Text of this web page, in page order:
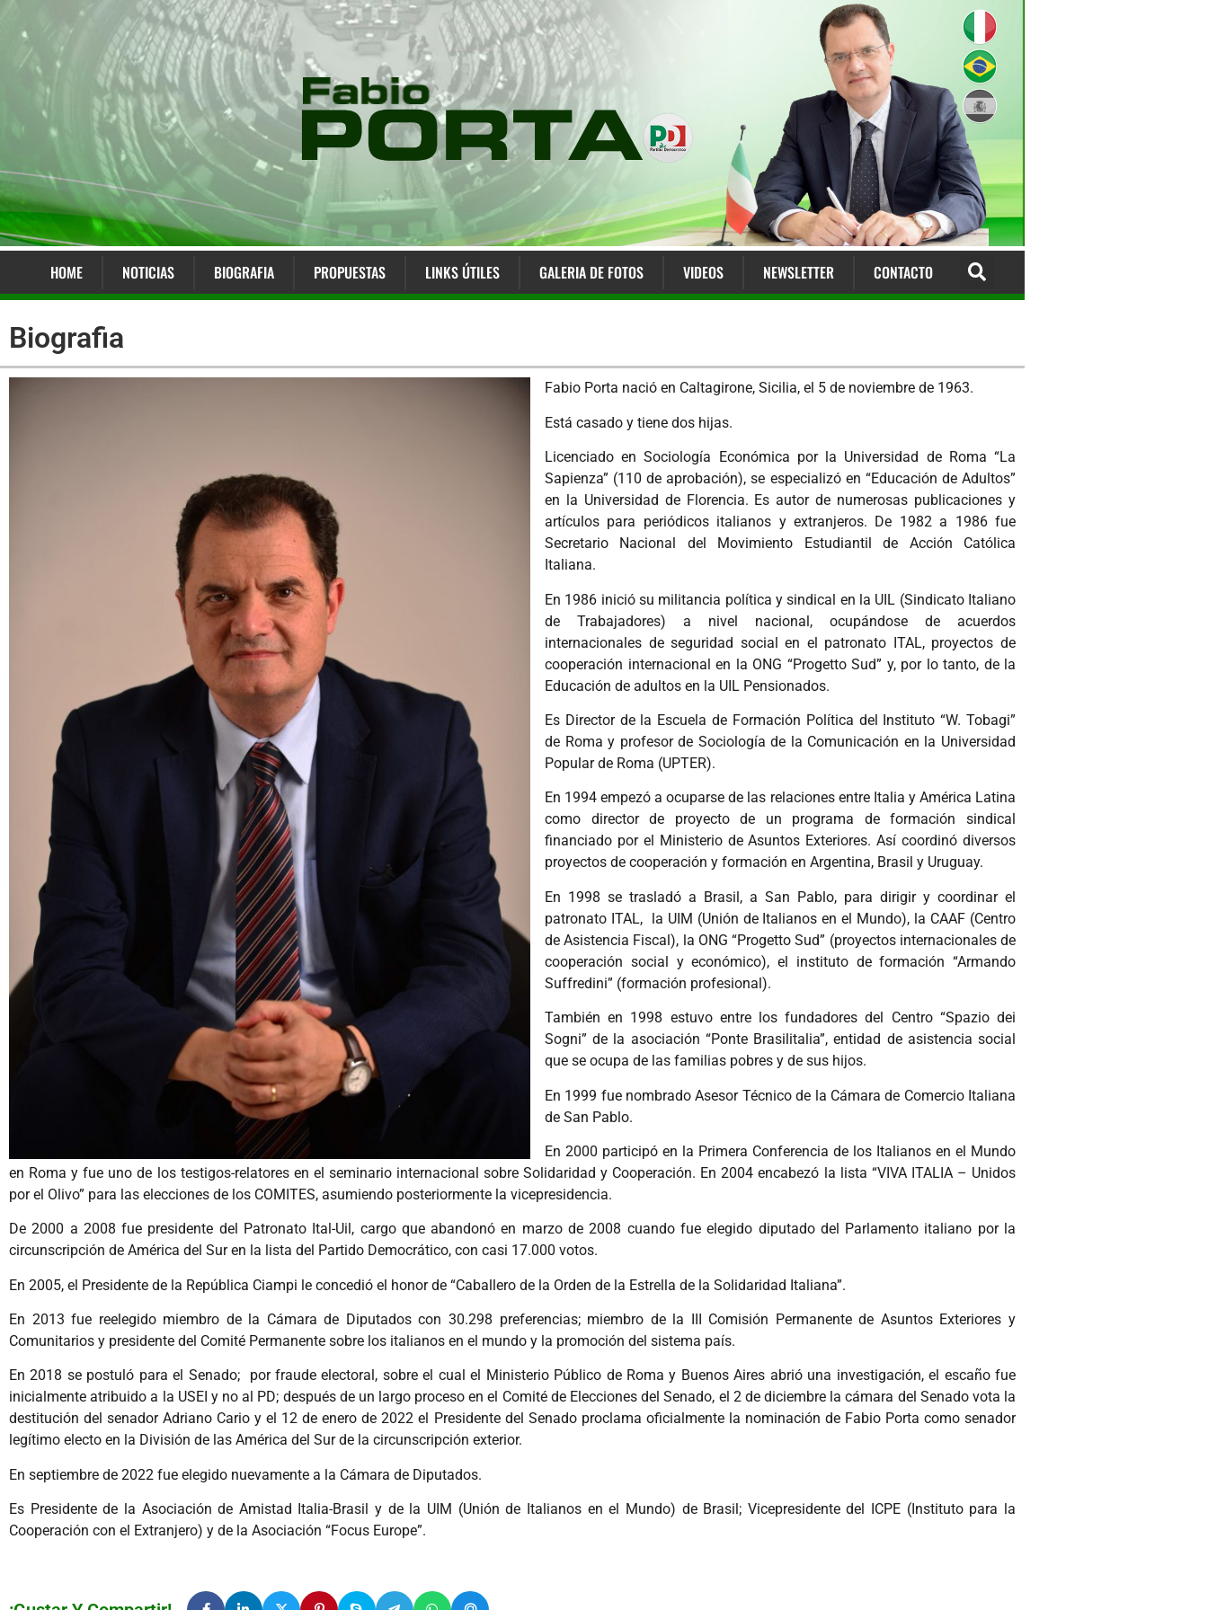
HOME NOTICIAS BIOGRAFIA PROPUESTAS LINKS ÚTILES GALERIA DE FOTOS VIDEOS NEWSLETTER CONTACTO
Biografia
Fabio Porta nació en Caltagirone, Sicilia, el 5 de noviembre de 1963.
Está casado y tiene dos hijas.
Licenciado en Sociología Económica por la Universidad de Roma “La
Sapienza” (110 de aprobación), se especializó en “Educación de Adultos”
en la Universidad de Florencia. Es autor de numerosas publicaciones y
artículos para periódicos italianos y extranjeros. De 1982 a 1986 fue
Secretario Nacional del Movimiento Estudiantil de Acción Católica
Italiana.
En 1986 inició su militancia política y sindical en la UIL (Sindicato Italiano
de Trabajadores) a nivel nacional, ocupándose de acuerdos
internacionales de seguridad social en el patronato ITAL, proyectos de
cooperación internacional en la ONG “Progetto Sud” y, por lo tanto, de la
Educación de adultos en la UIL Pensionados.
Es Director de la Escuela de Formación Política del Instituto “W. Tobagi”
de Roma y profesor de Sociología de la Comunicación en la Universidad
Popular de Roma (UPTER).
En 1994 empezó a ocuparse de las relaciones entre Italia y América Latina
como director de proyecto de un programa de formación sindical
financiado por el Ministerio de Asuntos Exteriores. Así coordinó diversos
proyectos de cooperación y formación en Argentina, Brasil y Uruguay.
En 1998 se trasladó a Brasil, a San Pablo, para dirigir y coordinar el
patronato ITAL, la UIM (Unión de Italianos en el Mundo), la CAAF (Centro
de Asistencia Fiscal), la ONG “Progetto Sud” (proyectos internacionales de
cooperación social y económico), el instituto de formación “Armando
Suffredini” (formación profesional).
También en 1998 estuvo entre los fundadores del Centro “Spazio dei
Sogni” de la asociación “Ponte Brasilitalia”, entidad de asistencia social
que se ocupa de las familias pobres y de sus hijos.
En 1999 fue nombrado Asesor Técnico de la Cámara de Comercio Italiana
de San Pablo.
En 2000 participó en la Primera Conferencia de los Italianos en el Mundo
en Roma y fue uno de los testigos-relatores en el seminario internacional sobre Solidaridad y Cooperación. En 2004 encabezó la lista “VIVA ITALIA – Unidos
por el Olivo” para las elecciones de los COMITES, asumiendo posteriormente la vicepresidencia.
De 2000 a 2008 fue presidente del Patronato Ital-Uil, cargo que abandonó en marzo de 2008 cuando fue elegido diputado del Parlamento italiano por la
circunscripción de América del Sur en la lista del Partido Democrático, con casi 17.000 votos.
En 2005, el Presidente de la República Ciampi le concedió el honor de “Caballero de la Orden de la Estrella de la Solidaridad Italiana”.
En 2013 fue reelegido miembro de la Cámara de Diputados con 30.298 preferencias; miembro de la III Comisión Permanente de Asuntos Exteriores y
Comunitarios y presidente del Comité Permanente sobre los italianos en el mundo y la promoción del sistema país.
En 2018 se postuló para el Senado; por fraude electoral, sobre el cual el Ministerio Público de Roma y Buenos Aires abrió una investigación, el escaño fue
inicialmente atribuido a la USEI y no al PD; después de un largo proceso en el Comité de Elecciones del Senado, el 2 de diciembre la cámara del Senado vota la
destitución del senador Adriano Cario y el 12 de enero de 2022 el Presidente del Senado proclama oficialmente la nominación de Fabio Porta como senador
legítimo electo en la División de las América del Sur de la circunscripción exterior.
En septiembre de 2022 fue elegido nuevamente a la Cámara de Diputados.
Es Presidente de la Asociación de Amistad Italia-Brasil y de la UIM (Unión de Italianos en el Mundo) de Brasil; Vicepresidente del ICPE (Instituto para la
Cooperación con el Extranjero) y de la Asociación “Focus Europe”.